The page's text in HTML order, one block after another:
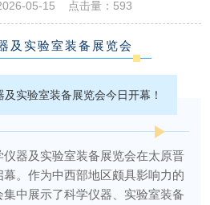
05-15 点击量： 593
及实验室装备展览会
仪器及实验室装备展览会在太原晋
幕。作为中西部地区颇具影响力的
中展示了科学仪器、实验室装备